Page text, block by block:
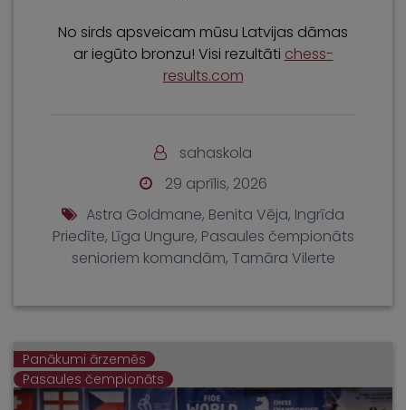
No sirds apsveicam mūsu Latvijas dāmas
ar iegūto bronzu! Visi rezultāti chess-
results.com
sahaskola
29 aprīlis, 2026
Astra Goldmane, Benita Vēja, Ingrīda
Priedīte, Līga Ungure, Pasaules čempionāts
senioriem komandām, Tamāra Vilerte
Panākumi ārzemēs
Pasaules čempionāts